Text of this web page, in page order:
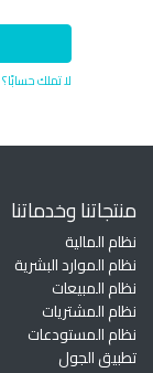
لا تملك حسابًا؟
منتجاتنا وخدماتنا
نظام المالية
نظام الموارد البشرية
نظام المبيعات
نظام المشتريات
نظام المستودعات
تطبيق الجول